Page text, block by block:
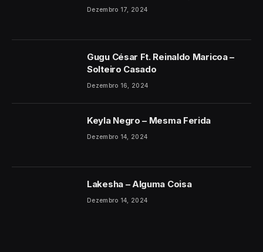
Dezembro 17, 2024
Gugu César Ft. Reinaldo Maricoa –
Solteiro Casado
Dezembro 16, 2024
Keyla Negro – Mesma Ferida
Dezembro 14, 2024
Lakesha – Alguma Coisa
Dezembro 14, 2024